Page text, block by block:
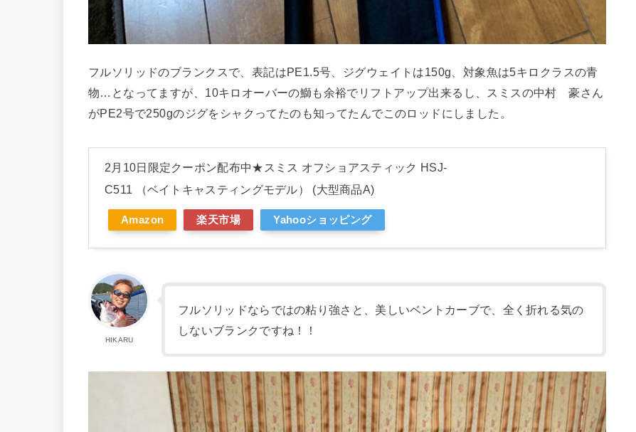
フルソリッドのブランクスで、表記はPE1.5号、ジグウェイトは150g、対象魚は5キロクラスの青
物…となってますが、10キロオーバーの鰤も余裕でリフトアップ出来るし、スミスの中村 豪さん
がPE2号で250gのジグをシャクってたのも知ってたんでこのロッドにしました。
2月10日限定クーポン配布中★スミス オフショアスティック HSJ-
C511 （ベイトキャスティングモデル） (大型商品A)
Amazon 楽天市場 Yahooショッピング
HIKARU
フルソリッドならではの粘り強さと、美しいベントカーブで、全く折れる気の
しないブランクですね！！